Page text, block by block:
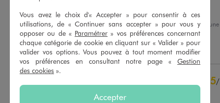
1étoile 0
Trier les avis
Tout est dit avec les étoiles
Avis du 30/07/2026 , suite à
17/07/2026 parArlette L.
Utile Signaler
5/
Avis vérifié et récompensé
Vous avez le choix d'« Accepter » pour consentir à ces
utilisations, de « Continuer sans accepter » pour vous y
opposer ou de « Paramétrer » vos préférences concernant
chaque catégorie de cookie en cliquant sur « Valider » pour
valider vos options. Vous pouvez à tout moment modifier
vos préférences en consultant notre page « Gestion
des cookies ».
Accepter